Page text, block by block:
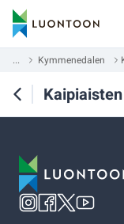
... Kymmenedalen